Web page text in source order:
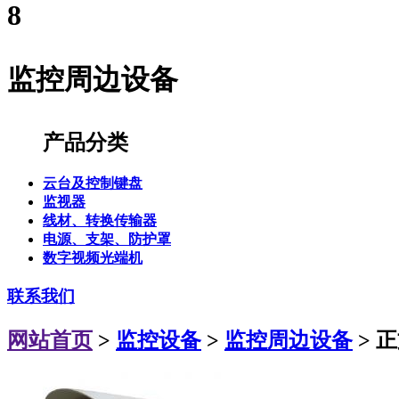
8
监控周边设备
产品分类
云台及控制键盘
监视器
线材、转换传输器
电源、支架、防护罩
数字视频光端机
联系我们
网站首页 > 监控设备> 监控周边设备>